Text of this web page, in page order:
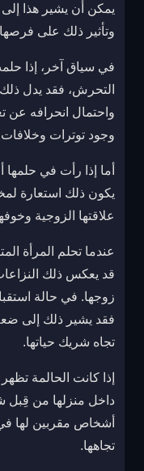
يمكن أن يشير هذا
وتأثير ذلك على
في سياق آخر، إذا
التحرش، فقد يدل
واحتمال انحرافه عن
وجود توترات وخلافات
أما إذا رأت في
يكون ذلك استعارة
علاقتها الزوجية
عندما تحلم المرأة
قد يعكس ذلك
زوجها. في حالة
فقد يشير ذلك إلى ضعف
تجاه شريك حياتها.
إذا كانت الحالمة
داخل منزلها من
أشخاص مقربين لها في
تجاهها.